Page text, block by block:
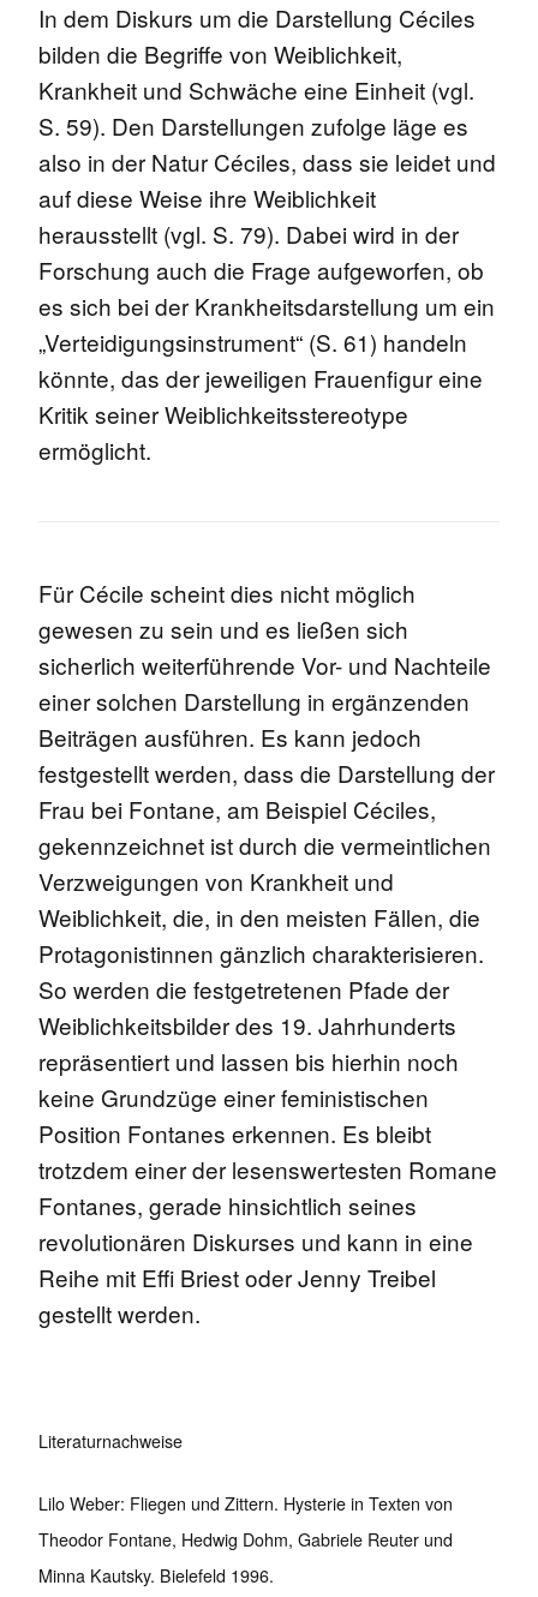
In dem Diskurs um die Darstellung Céciles
bilden die Begriffe von Weiblichkeit,
Krankheit und Schwäche eine Einheit (vgl.
S. 59). Den Darstellungen zufolge läge es
also in der Natur Céciles, dass sie leidet und
auf diese Weise ihre Weiblichkeit
herausstellt (vgl. S. 79). Dabei wird in der
Forschung auch die Frage aufgeworfen, ob
es sich bei der Krankheitsdarstellung um ein
„Verteidigungsinstrument“ (S. 61) handeln
könnte, das der jeweiligen Frauenfigur eine
Kritik seiner Weiblichkeitsstereotype
ermöglicht.
Für Cécile scheint dies nicht möglich
gewesen zu sein und es ließen sich
sicherlich weiterführende Vor- und Nachteile
einer solchen Darstellung in ergänzenden
Beiträgen ausführen. Es kann jedoch
festgestellt werden, dass die Darstellung der
Frau bei Fontane, am Beispiel Céciles,
gekennzeichnet ist durch die vermeintlichen
Verzweigungen von Krankheit und
Weiblichkeit, die, in den meisten Fällen, die
Protagonistinnen gänzlich charakterisieren.
So werden die festgetretenen Pfade der
Weiblichkeitsbilder des 19. Jahrhunderts
repräsentiert und lassen bis hierhin noch
keine Grundzüge einer feministischen
Position Fontanes erkennen. Es bleibt
trotzdem einer der lesenswertesten Romane
Fontanes, gerade hinsichtlich seines
revolutionären Diskurses und kann in eine
Reihe mit Effi Briest oder Jenny Treibel
gestellt werden.
Literaturnachweise
Lilo Weber: Fliegen und Zittern. Hysterie in Texten von
Theodor Fontane, Hedwig Dohm, Gabriele Reuter und
Minna Kautsky. Bielefeld 1996.